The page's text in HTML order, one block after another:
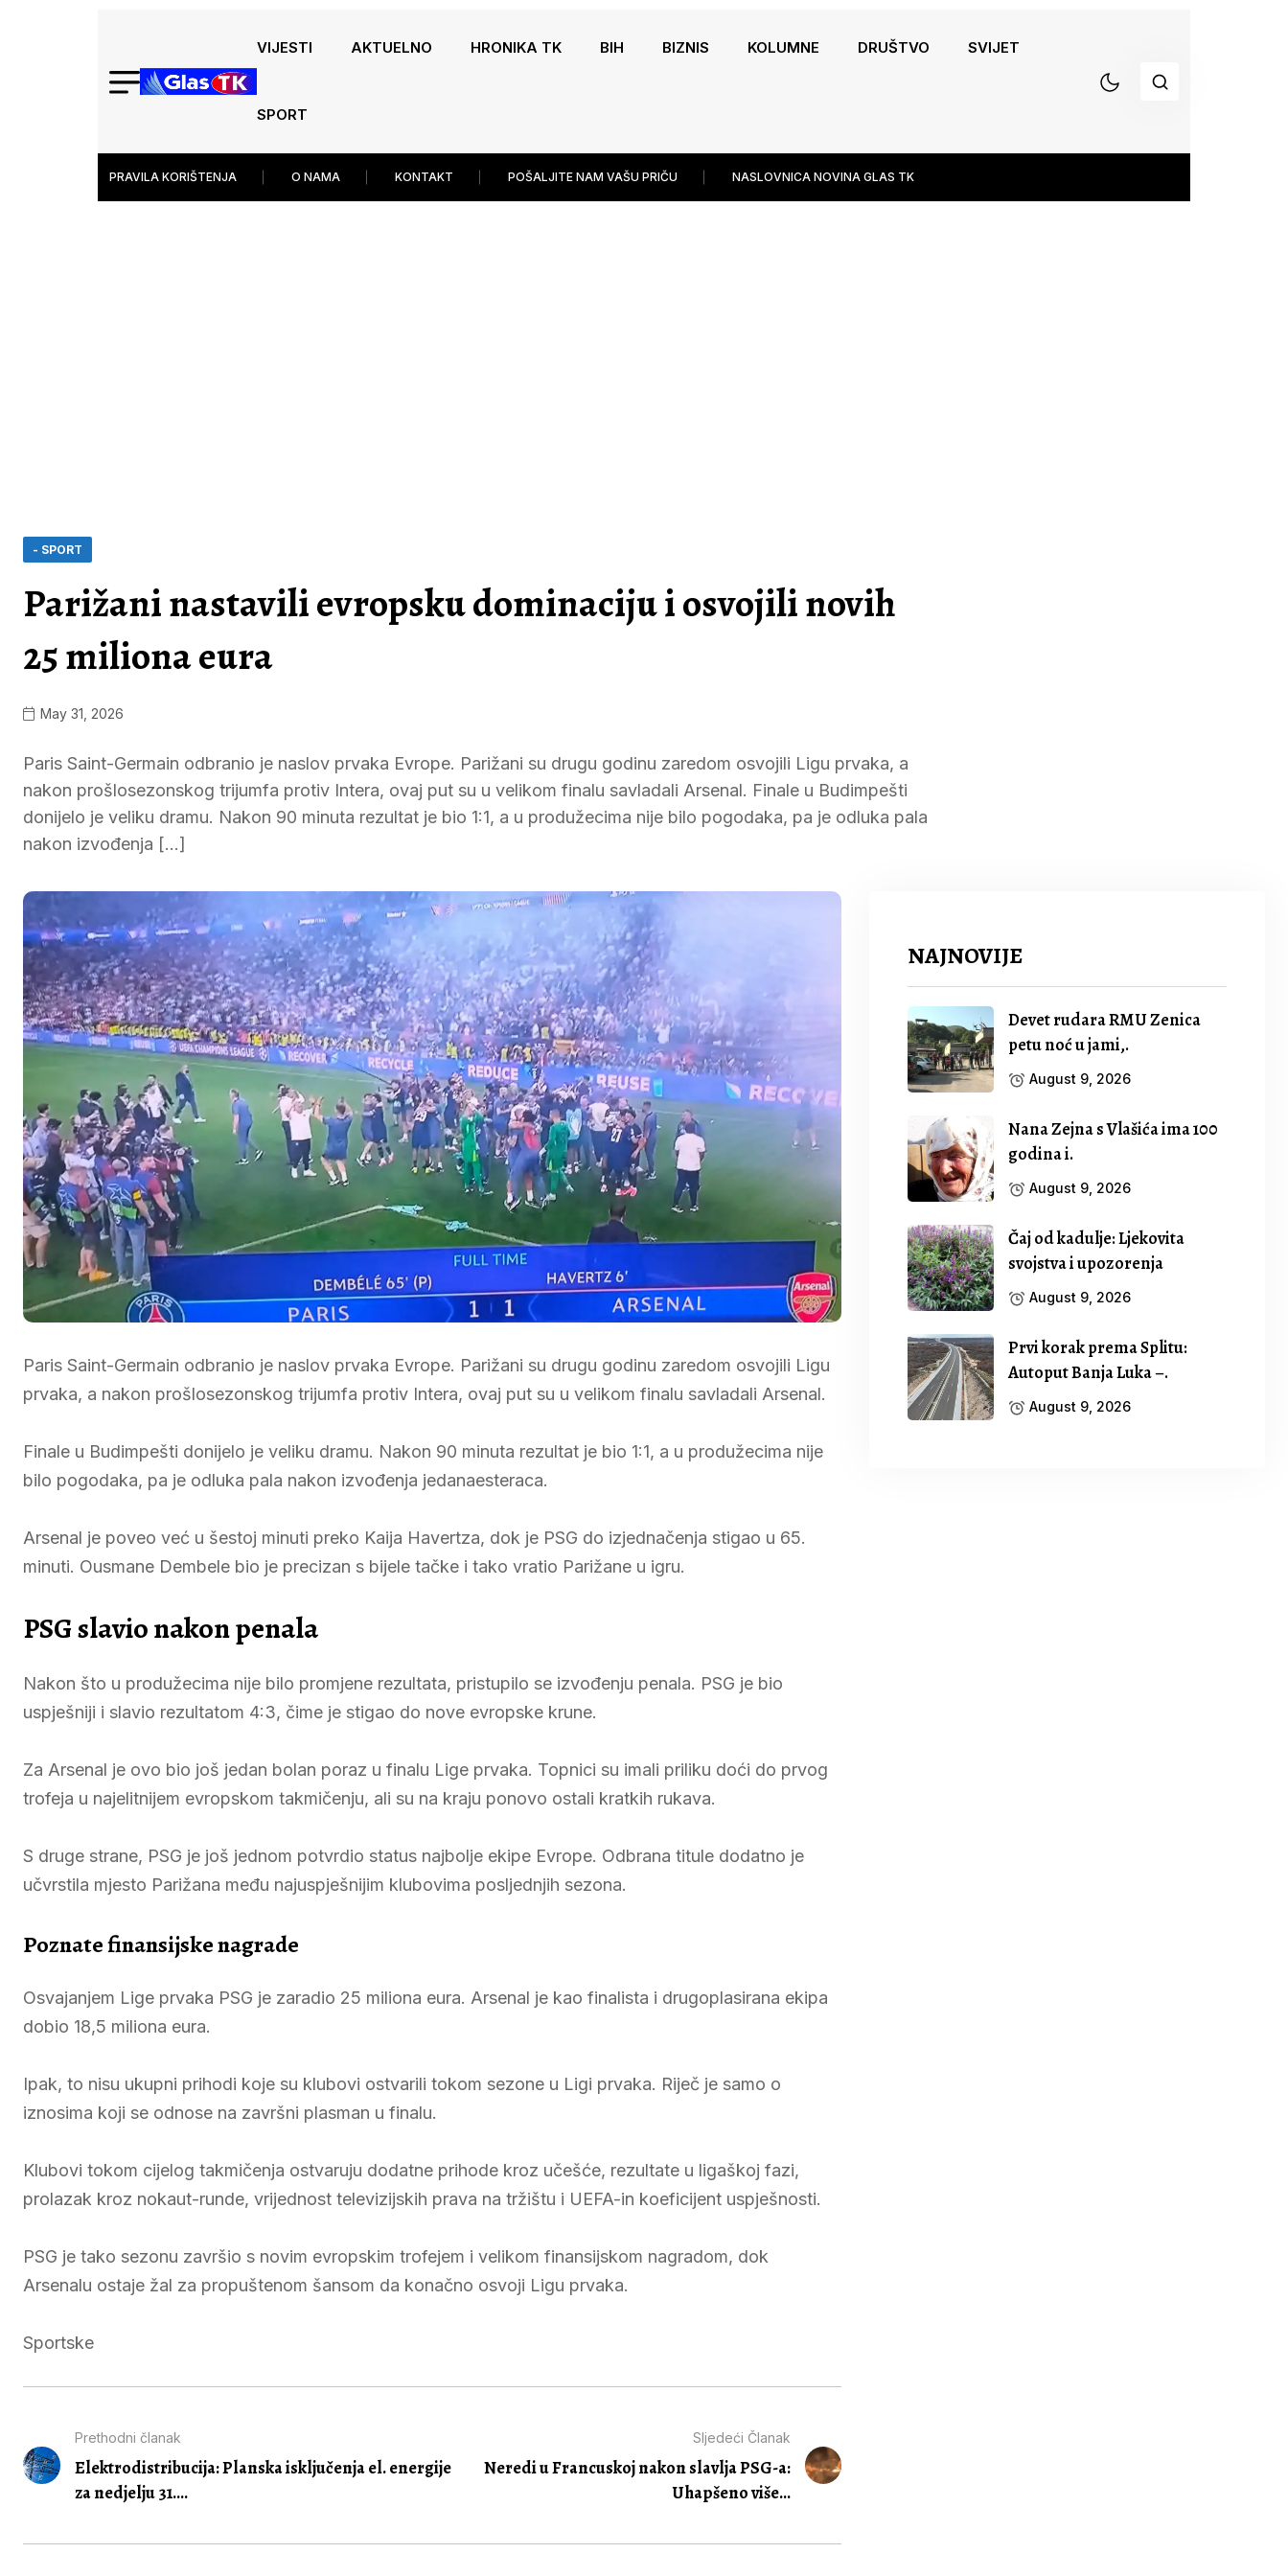
VIJESTI AKTUELNO HRONIKA TK BIH BIZNIS KOLUMNE DRUŠTVO SVIJET
SPORT
PRAVILA KORIŠTENJA O NAMA KONTAKT POŠALJITE NAM VAŠU PRIČU NASLOVNICA NOVINA GLAS TK
- SPORT
Parižani nastavili evropsku dominaciju i osvojili novih
25 miliona eura
May 31, 2026
Paris Saint-Germain odbranio je naslov prvaka Evrope. Parižani su drugu godinu zaredom osvojili Ligu prvaka, a
nakon prošlosezonskog trijumfa protiv Intera, ovaj put su u velikom finalu savladali Arsenal. Finale u Budimpešti
donijelo je veliku dramu. Nakon 90 minuta rezultat je bio 1:1, a u produžecima nije bilo pogodaka, pa je odluka pala
nakon izvođenja […]
Paris Saint-Germain odbranio je naslov prvaka Evrope. Parižani su drugu godinu zaredom osvojili Ligu
prvaka, a nakon prošlosezonskog trijumfa protiv Intera, ovaj put su u velikom finalu savladali Arsenal.
Finale u Budimpešti donijelo je veliku dramu. Nakon 90 minuta rezultat je bio 1:1, a u produžecima nije
bilo pogodaka, pa je odluka pala nakon izvođenja jedanaesteraca.
Arsenal je poveo već u šestoj minuti preko Kaija Havertza, dok je PSG do izjednačenja stigao u 65.
minuti. Ousmane Dembele bio je precizan s bijele tačke i tako vratio Parižane u igru.
PSG slavio nakon penala
Nakon što u produžecima nije bilo promjene rezultata, pristupilo se izvođenju penala. PSG je bio
uspješniji i slavio rezultatom 4:3, čime je stigao do nove evropske krune.
Za Arsenal je ovo bio još jedan bolan poraz u finalu Lige prvaka. Topnici su imali priliku doći do prvog
trofeja u najelitnijem evropskom takmičenju, ali su na kraju ponovo ostali kratkih rukava.
S druge strane, PSG je još jednom potvrdio status najbolje ekipe Evrope. Odbrana titule dodatno je
učvrstila mjesto Parižana među najuspješnijim klubovima posljednjih sezona.
Poznate finansijske nagrade
Osvajanjem Lige prvaka PSG je zaradio 25 miliona eura. Arsenal je kao finalista i drugoplasirana ekipa
dobio 18,5 miliona eura.
Ipak, to nisu ukupni prihodi koje su klubovi ostvarili tokom sezone u Ligi prvaka. Riječ je samo o
iznosima koji se odnose na završni plasman u finalu.
Klubovi tokom cijelog takmičenja ostvaruju dodatne prihode kroz učešće, rezultate u ligaškoj fazi,
prolazak kroz nokaut-runde, vrijednost televizijskih prava na tržištu i UEFA-in koeficijent uspješnosti.
PSG je tako sezonu završio s novim evropskim trofejem i velikom finansijskom nagradom, dok
Arsenalu ostaje žal za propuštenom šansom da konačno osvoji Ligu prvaka.
Sportske
Prethodni članak
Elektrodistribucija: Planska isključenja el. energije
za nedjelju 31....
Sljedeći Članak
Neredi u Francuskoj nakon slavlja PSG-a:
Uhapšeno više...
NAJNOVIJE
Devet rudara RMU Zenica
petu noć u jami,.
August 9, 2026
Nana Zejna s Vlašića ima 100
godina i.
August 9, 2026
Čaj od kadulje: Ljekovita
svojstva i upozorenja
August 9, 2026
Prvi korak prema Splitu:
Autoput Banja Luka –.
August 9, 2026